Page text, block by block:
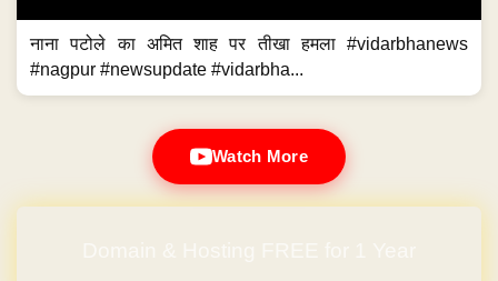
नाना पटोले का अमित शाह पर तीखा हमला #vidarbhanews
#nagpur #newsupdate #vidarbha...
Watch More